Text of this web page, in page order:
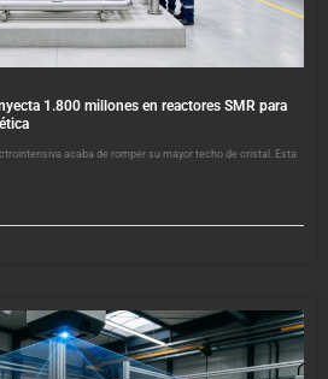
1.800 millones en reactores SMR para
acaba de romper su mayor techo de cristal. Esta